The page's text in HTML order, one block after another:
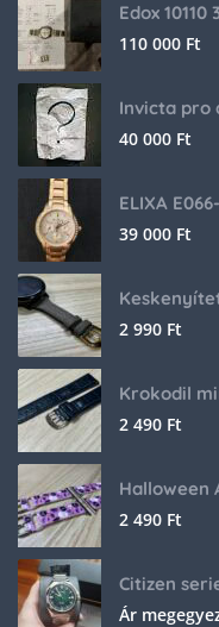
Edox 10110
110 000 Ft
Invicta pro
40 000 Ft
ELIXA
39 000 Ft
2 990 Ft
2 490 Ft
2 490 Ft
Ár